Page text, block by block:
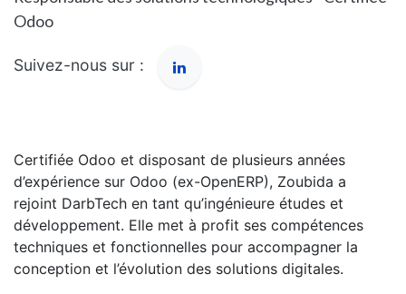
Odoo
Suivez-nous sur :
Certifiée Odoo et disposant de plusieurs années
d’expérience sur Odoo (ex-OpenERP), Zoubida a
rejoint DarbTech en tant qu’ingénieure études et
développement. Elle met à profit ses compétences
techniques et fonctionnelles pour accompagner la
conception et l’évolution des solutions digitales.